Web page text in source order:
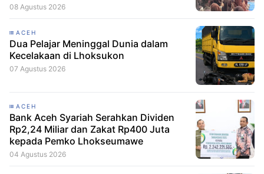
08 Agustus 2026
ACEH
Dua Pelajar Meninggal Dunia dalam
Kecelakaan di Lhoksukon
07 Agustus 2026
ACEH
Bank Aceh Syariah Serahkan Dividen
Rp2,24 Miliar dan Zakat Rp400 Juta
kepada Pemko Lhokseumawe
04 Agustus 2026